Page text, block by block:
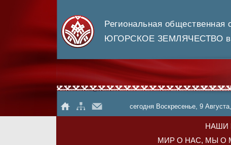
Региональная общественная
ЮГОРСКОЕ ЗЕМЛЯЧЕСТВО в
сегодня Воскресенье, 9
НАШИ
МИР О НАС, МЫ О